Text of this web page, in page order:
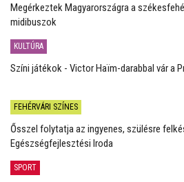
Megérkeztek Magyarországra a
midibuszok
KULTÚRA
Színi játékok - Victor Haïm-darabbal vár a
FEHÉRVÁRI SZÍNES
Ősszel folytatja az ingyenes, szülésre
Egészségfejlesztési Iroda
SPORT